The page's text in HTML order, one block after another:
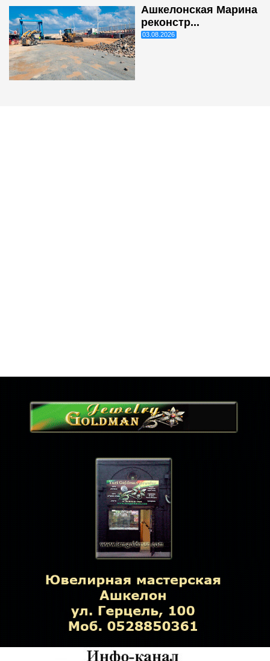
Ашкелонская Марина
реконстр...
03.08.2026